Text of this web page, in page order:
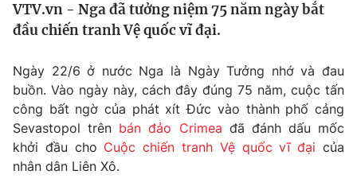
Thế giới
Thế giới đó đây
Câu chuyện quốc tế
Kinh tế
Tài chính
Thị trường
Góc doanh nghiệp
Dữ liệu và đời sống
Truyền hình
VTV.vn - Nga đã tưởng niệm 75 năm ngày bắt
đầu chiến tranh Vệ quốc vĩ đại.
Ngày 22/6 ở nước Nga là Ngày Tưởng nhớ và đau
buồn. Vào ngày này, cách đây đúng 75 năm, cuộc tấn
công bất ngờ của phát xít Đức vào thành phố cảng
Sevastopol trên bán đảo Crimea đã đánh dấu mốc
khởi đầu cho Cuộc chiến tranh Vệ quốc vĩ đại của
nhân dân Liên Xô.